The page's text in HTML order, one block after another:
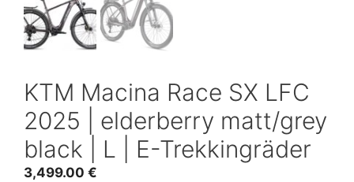
KTM Macina Race SX LFC
2025 | elderberry matt/grey
black | L | E-Trekkingräder
3,499.00 €